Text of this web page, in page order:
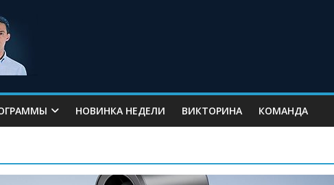
НОВИНКА НЕДЕЛИ ВИКТОРИНА КОМАНДА